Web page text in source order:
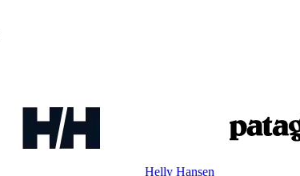
Helly Hansen